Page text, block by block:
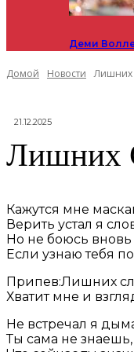
Деми
Домой Новости Лишних
21.12.2025
Лишних
Кажутся мне
Верить устал я
Но не боюсь
Если узнаю тебя по
Припев:Лишних
Хватит мне и
Не встречал я
Ты сама не знаешь,